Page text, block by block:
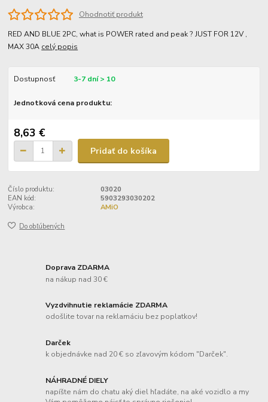
Ohodnotiť produkt
RED AND BLUE 2PC, what is POWER rated and peak ? JUST FOR 12V ,
MAX 30A celý popis
Dostupnosť 3-7 dní > 10
Jednotková cena produktu:
8,63 €
Pridať do košíka
Číslo produktu:
03020
EAN kód:
5903293030202
Výrobca:
AMiO
Do obľúbených
Doprava ZDARMA
na nákup nad 30 €
Vyzdvihnutie reklamácie ZDARMA
odošlite tovar na reklamáciu bez poplatkov!
Darček
k objednávke nad 20 € so zľavovým kódom "Darček".
NÁHRADNÉ DIELY
napíšte nám do chatu aký diel hľadáte, na aké vozidlo a my